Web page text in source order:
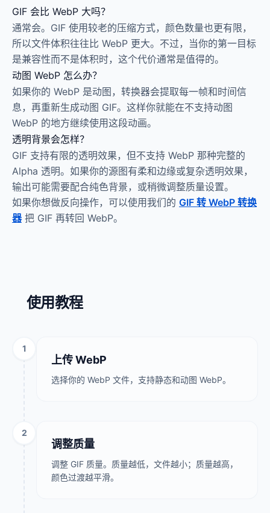
GIF 会比 WebP 大吗？
通常会。GIF 使用较老的压缩方式，颜色数量也更有限，
所以文件体积往往比 WebP 更大。不过，当你的第一目标
是兼容性而不是体积时，这个代价通常是值得的。
动图 WebP 怎么办？
如果你的 WebP 是动图，转换器会提取每一帧和时间信
息，再重新生成动图 GIF。这样你就能在不支持动图
WebP 的地方继续使用这段动画。
透明背景会怎样？
GIF 支持有限的透明效果，但不支持 WebP 那种完整的
Alpha 透明。如果你的源图有柔和边缘或复杂透明效果，
输出可能需要配合纯色背景，或稍微调整质量设置。
如果你想做反向操作，可以使用我们的 GIF 转 WebP 转换
器把 GIF 再转回 WebP。
使用教程
1
上传 WebP
选择你的 WebP 文件，支持静态和动图 WebP。
2
调整质量
调整 GIF 质量。质量越低，文件越小；质量越高，
颜色过渡越平滑。